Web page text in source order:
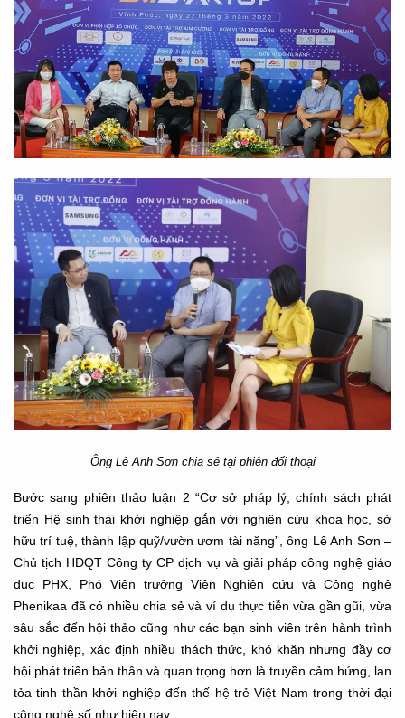
Ông Lê Anh Sơn chia sẻ tại phiên đối thoại
Bước sang phiên thảo luận 2 “Cơ sở pháp lý, chính sách phát
triển Hệ sinh thái khởi nghiệp gắn với nghiên cứu khoa học, sở
hữu trí tuệ, thành lập quỹ/vườn ươm tài năng”, ông Lê Anh Sơn –
Chủ tịch HĐQT Công ty CP dịch vụ và giải pháp công nghệ giáo
dục PHX, Phó Viện trưởng Viện Nghiên cứu và Công nghệ
Phenikaa đã có nhiều chia sẻ và ví dụ thực tiễn vừa gần gũi, vừa
sâu sắc đến hội thảo cũng như các bạn sinh viên trên hành trình
khởi nghiệp, xác định nhiều thách thức, khó khăn nhưng đầy cơ
hội phát triển bản thân và quan trọng hơn là truyền cảm hứng, lan
tỏa tinh thần khởi nghiệp đến thế hệ trẻ Việt Nam trong thời đại
công nghệ số như hiện nay.